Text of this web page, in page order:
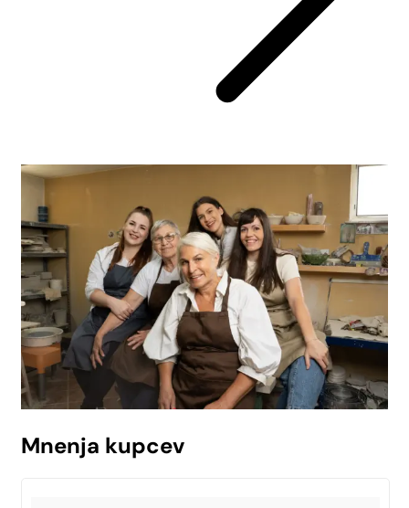
Mnenja kupcev